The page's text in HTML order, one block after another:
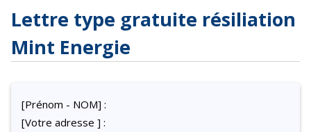
Lettre type gratuite résiliation
Mint Energie
[Prénom - NOM] :
[Votre adresse ] :